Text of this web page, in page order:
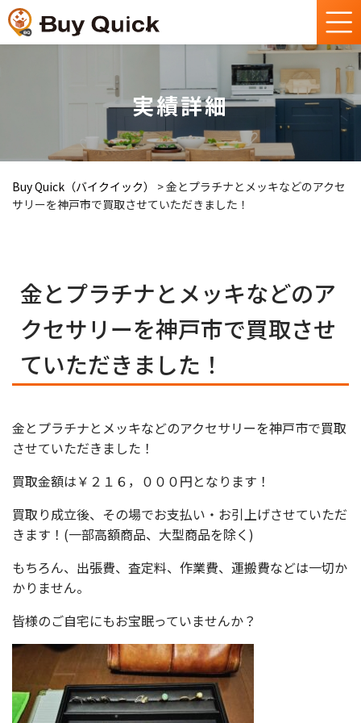
実績詳細
Buy Quick（バイクイック） >金とプラチナとメッキなどのアクセ
サリーを神戸市で買取させていただきました！
金とプラチナとメッキなどのア
クセサリーを神戸市で買取させ
ていただきました！
金とプラチナとメッキなどのアクセサリーを神戸市で買取
させていただきました！
買取金額は￥２１６，０００円となります！
買取り成立後、その場でお支払い・お引上げさせていただ
きます！(一部高額商品、大型商品を除く)
もちろん、出張費、査定料、作業費、運搬費などは一切か
かりません。
皆様のご自宅にもお宝眠っていませんか？